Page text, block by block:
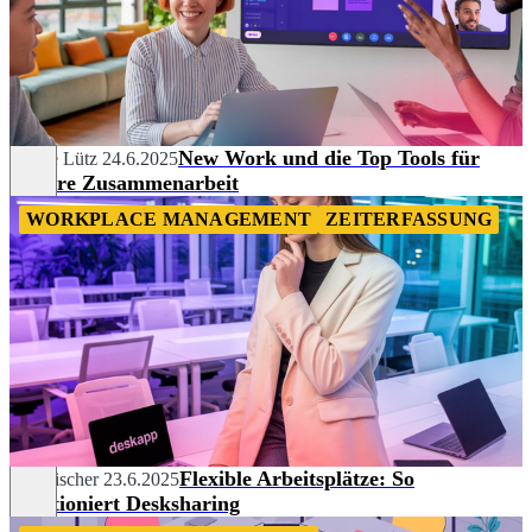
Céline Lütz 24.6.2025New Work und die Top Tools für
bessere Zusammenarbeit
WORKPLACE MANAGEMENT ZEITERFASSUNG
Tim Fischer 23.6.2025Flexible Arbeitsplätze: So
funktioniert Desksharing